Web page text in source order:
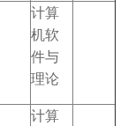
计算
机软
件与
理论
计算